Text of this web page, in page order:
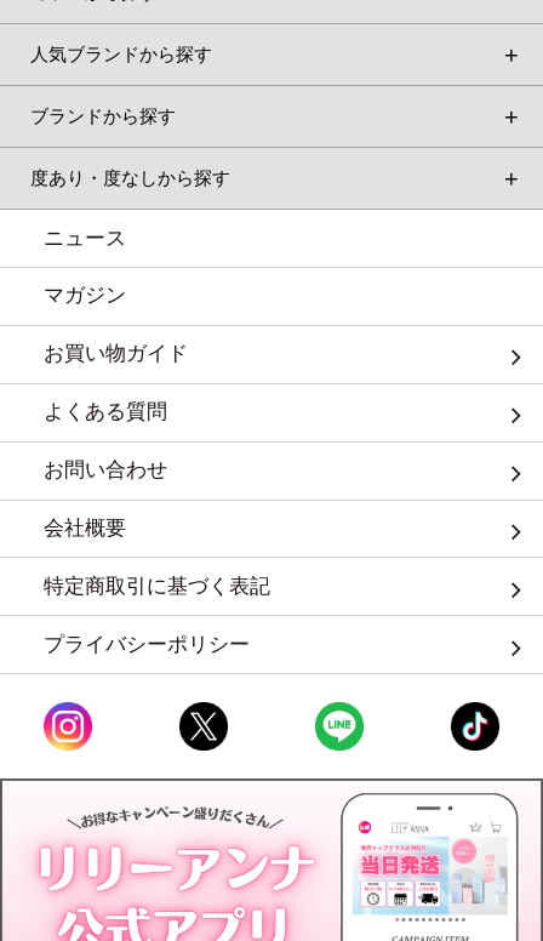
人気ブランドから探す
ブランドから探す
度あり・度なしから探す
ニュース
マガジン
お買い物ガイド
よくある質問
お問い合わせ
会社概要
特定商取引に基づく表記
プライバシーポリシー